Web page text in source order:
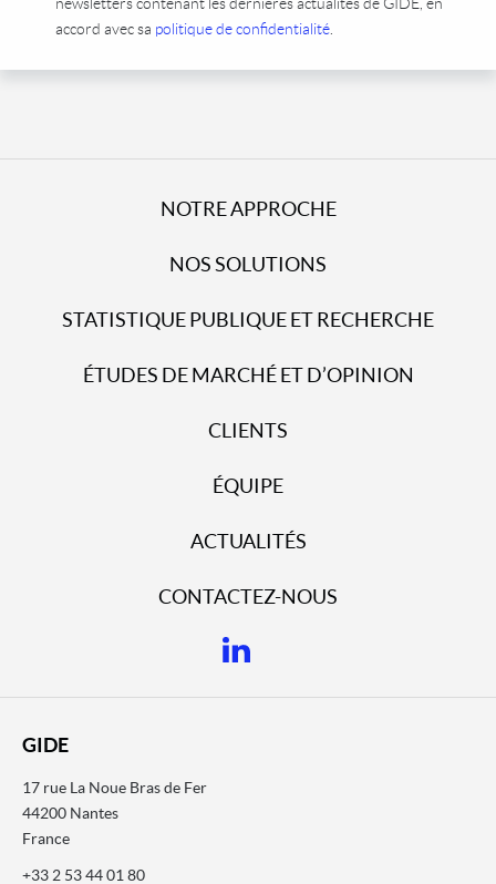
NOTRE APPROCHE
NOS SOLUTIONS
STATISTIQUE PUBLIQUE ET RECHERCHE
ÉTUDES DE MARCHÉ ET D’OPINION
CLIENTS
ÉQUIPE
ACTUALITÉS
CONTACTEZ-NOUS
GIDE
17 rue La Noue Bras de Fer
44200 Nantes
France
+33 2 53 44 01 80
accord avec sa politique de confidentialité